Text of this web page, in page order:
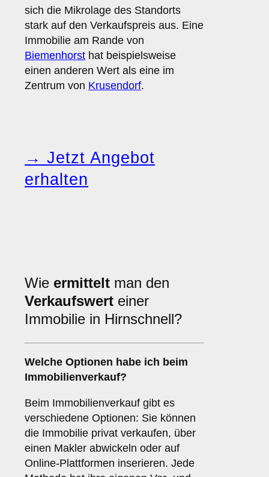
sich die Mikrolage des Standorts
stark auf den Verkaufspreis aus. Eine
Immobilie am Rande von
Biemenhorst hat beispielsweise
einen anderen Wert als eine im
Zentrum von Krusendorf.
→ Jetzt Angebot
erhalten
Wie ermittelt man den
Verkaufswert einer
Immobilie in Hirnschnell?
Welche Optionen habe ich beim
Immobilienverkauf?
Beim Immobilienverkauf gibt es
verschiedene Optionen: Sie können
die Immobilie privat verkaufen, über
einen Makler abwickeln oder auf
Online-Plattformen inserieren. Jede